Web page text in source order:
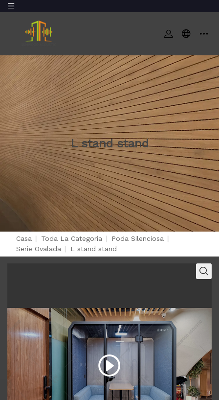
L stand stand
Casa Toda La Categoría Poda Silenciosa
Serie Ovalada
L stand stand